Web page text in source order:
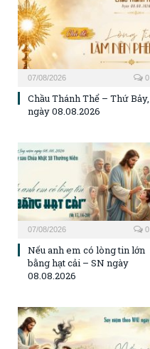
07/08/2026 0
Chầu Thánh Thể – Thứ Bảy,
ngày 08.08.2026
07/08/2026 0
Nếu anh em có lòng tin lớn
bằng hạt cải – SN ngày
08.08.2026